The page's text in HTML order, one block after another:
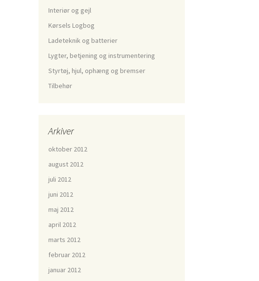
Interiør og gejl
Kørsels Logbog
Ladeteknik og batterier
Lygter, betjening og instrumentering
Styrtøj, hjul, ophæng og bremser
Tilbehør
Arkiver
oktober 2012
august 2012
juli 2012
juni 2012
maj 2012
april 2012
marts 2012
februar 2012
januar 2012